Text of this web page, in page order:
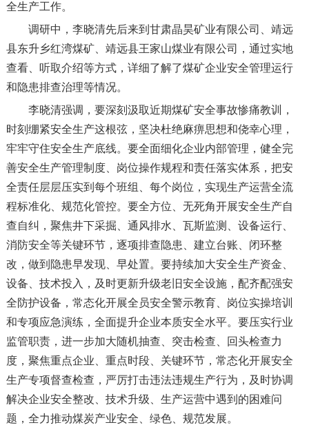
全生产工作。
调研中，李晓清先后来到甘肃晶昊矿业有限公司、靖远
县东升乡红湾煤矿、靖远县王家山煤业有限公司，通过实地
查看、听取介绍等方式，详细了解了煤矿企业安全管理运行
和隐患排查治理等情况。
李晓清强调，要深刻汲取近期煤矿安全事故惨痛教训，
时刻绷紧安全生产这根弦，坚决杜绝麻痹思想和侥幸心理，
牢牢守住安全生产底线。要全面细化企业内部管理，健全完
善安全生产管理制度、岗位操作规程和责任落实体系，把安
全责任层层压实到每个班组、每个岗位，实现生产运营全流
程标准化、规范化管控。要全方位、无死角开展安全生产自
查自纠，聚焦井下采掘、通风排水、瓦斯监测、设备运行、
消防安全等关键环节，逐项排查隐患、建立台账、闭环整
改，做到隐患早发现、早处置。要持续加大安全生产资金、
设备、技术投入，及时更新升级老旧安全设施，配齐配强安
全防护设备，常态化开展全员安全警示教育、岗位实操培训
和专项应急演练，全面提升企业本质安全水平。要压实行业
监管职责，进一步加大随机抽查、突击检查、回头检查力
度，聚焦重点企业、重点时段、关键环节，常态化开展安全
生产专项督查检查，严厉打击违法违规生产行为，及时协调
解决企业安全整改、技术升级、生产运营中遇到的困难问
题，全力推动煤炭产业安全、绿色、规范发展。